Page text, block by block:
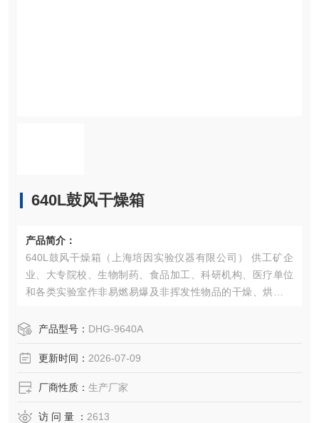
640L鼓风干燥箱
产品简介：
640L鼓风干燥箱（上海培因实验仪器有限公司） 供工矿企
业、大专院校、生物制药、食品加工、科研机构、医疗单位
和各类实验室作非易燃易爆及非挥发性物品的干燥、烘焙、
产品型号： DHG-9640A
更新时间： 2026-07-09
厂商性质： 生产厂家
访 问 量 ： 2613